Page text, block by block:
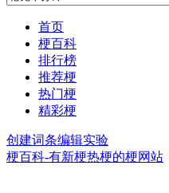
首页
梗百科
排行榜
推荐梗
热门梗
精彩梗
创建词条编辑实验
梗百科-有新梗热梗的梗网站